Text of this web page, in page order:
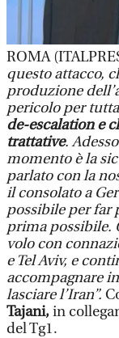
ROMA
questo attacco,
produzione
pericolo per tutta
de-escalation e
trattative.
momento è la
parlato con la
il consolato a
possibile per far
prima possibile.
volo con
e Tel Aviv, e
accompagnare
lasciare l’Iran”.
Tajani,in
del Tg1.